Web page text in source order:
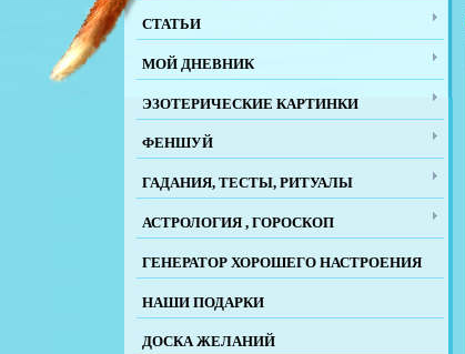
СТАТЬИ
МОЙ ДНЕВНИК
ЭЗОТЕРИЧЕСКИЕ КАРТИНКИ
ФЕНШУЙ
ГАДАНИЯ, ТЕСТЫ, РИТУАЛЫ
АСТРОЛОГИЯ , ГОРОСКОП
ГЕНЕРАТОР ХОРОШЕГО НАСТРОЕНИЯ
НАШИ ПОДАРКИ
ДОСКА ЖЕЛАНИЙ